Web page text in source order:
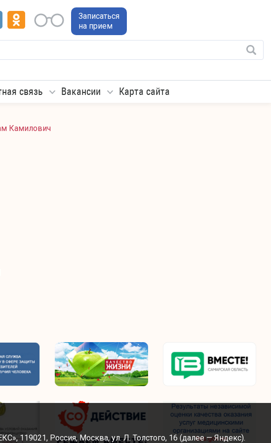
Записаться
на прием
связь Вакансии Карта сайта
Камилович
119021, Россия, Москва, ул. Л. Толстого, 16 (далее — Яндекс).